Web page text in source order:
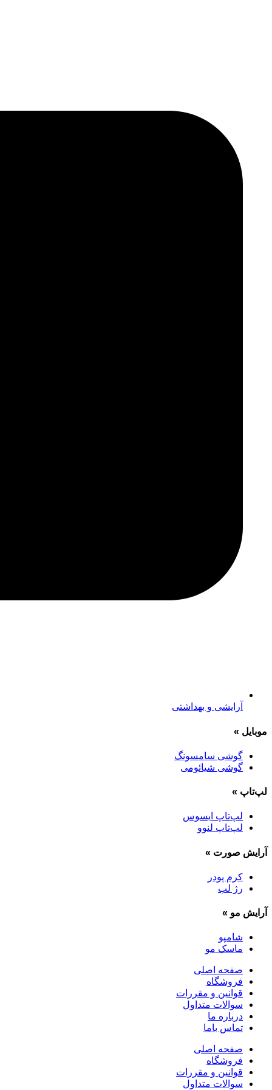
آرایشی و بهداشتی
موبایل »
گوشی سامسونگ
گوشی شیائومی
لپ‌تاپ »
لپ‌تاپ ایسوس
لپ‌تاپ لنوو
آرایش صورت »
کرم پودر
رژ لب
آرایش مو »
شامپو
ماسک مو
صفحه اصلی
فروشگاه
قوانین و مقررات
سوالات متداول
درباره ما
تماس باما
صفحه اصلی
فروشگاه
قوانین و مقررات
سوالات متداول